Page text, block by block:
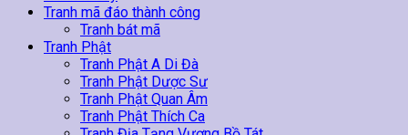
Tranh mã đáo thành công
Tranh bát mã
Tranh Phật
Tranh Phật A Di Đà
Tranh Phật Dược Sư
Tranh Phật Quan Âm
Tranh Phật Thích Ca